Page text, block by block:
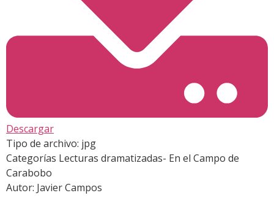
Descargar
Tipo de archivo: jpg
Categorías Lecturas dramatizadas- En el Campo de
Carabobo
Autor: Javier Campos